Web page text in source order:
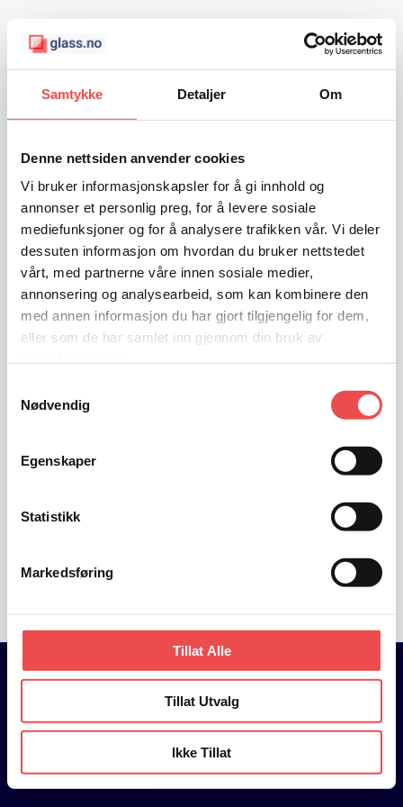
Samtykke Detaljer Om
Denne nettsiden anvender cookies
Vi bruker informasjonskapsler for å gi innhold og
annonser et personlig preg, for å levere sosiale
mediefunksjoner og for å analysere trafikken vår. Vi deler
dessuten informasjon om hvordan du bruker nettstedet
vårt, med partnerne våre innen sosiale medier,
annonsering og analysearbeid, som kan kombinere den
med annen informasjon du har gjort tilgjengelig for dem,
eller som de har samlet inn gjennom din bruk av
Nødvendig
Egenskaper
Statistikk
Markedsføring
Tillat Alle
Tillat Utvalg
Ikke Tillat
Booking Bekreftet
Takk for at du valgte oss! Din booking for en
uforpliktende befaring er nå i boks. En kopi er
sendt til din e-post. Du er nå ett skritt nærmere en
perfekt løsning for ditt prosjekt
Lese hva andre kunder sier om oss
© 2026 Glass-Service Svendsen og Sønn AS